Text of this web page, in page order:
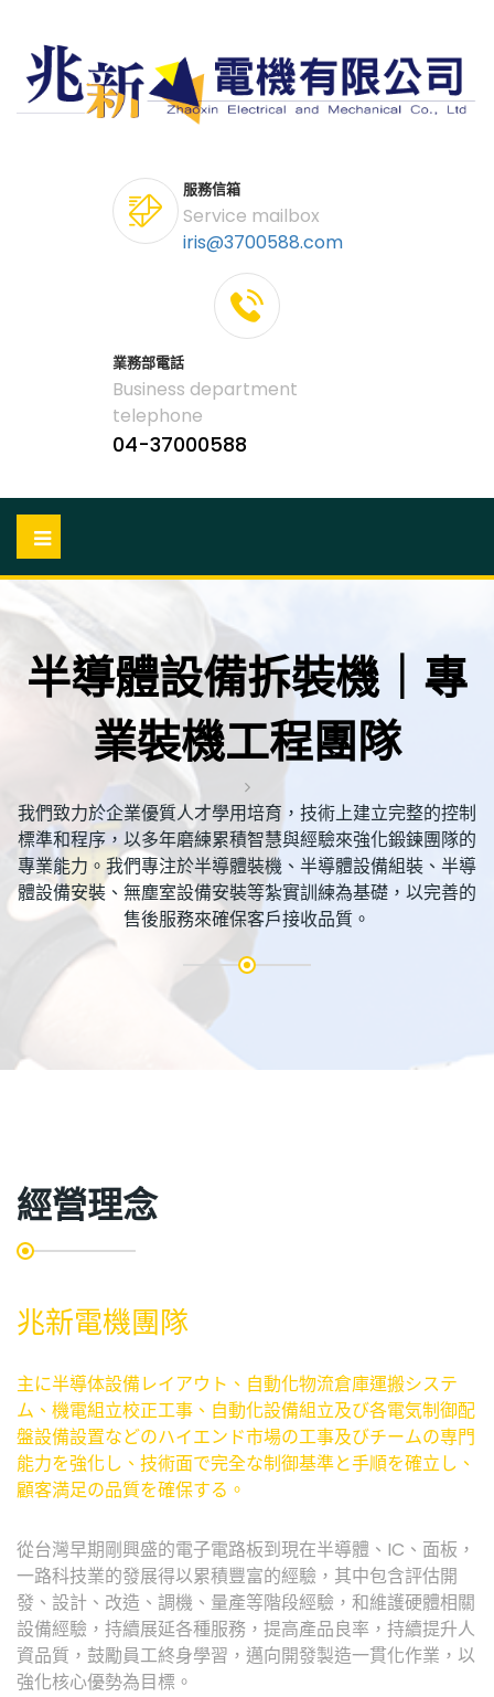
服務信箱
Service mailbox
iris@3700588.com
業務部電話
Business department
telephone
04-37000588
半導體設備拆裝機｜專
業裝機工程團隊
我們致力於企業優質人才學用培育，技術上建立完整的控制
標準和程序，以多年磨練累積智慧與經驗來強化鍛鍊團隊的
專業能力。我們專注於半導體裝機、半導體設備組裝、半導
體設備安裝、無塵室設備安裝等紮實訓練為基礎，以完善的
售後服務來確保客戶接收品質。
經營理念
兆新電機團隊
主に半導体設備レイアウト、自動化物流倉庫運搬システ
ム、機電組立校正工事、自動化設備組立及び各電気制御配
盤設備設置などのハイエンド市場の工事及びチームの専門
能力を強化し、技術面で完全な制御基準と手順を確立し、
顧客満足の品質を確保する。
從台灣早期剛興盛的電子電路板到現在半導體、IC、面板，
一路科技業的發展得以累積豐富的經驗，其中包含評估開
發、設計、改造、調機、量產等階段經驗，和維護硬體相關
設備經驗，持續展延各種服務，提高產品良率，持續提升人
資品質，鼓勵員工終身學習，邁向開發製造一貫化作業，以
強化核心優勢為目標。